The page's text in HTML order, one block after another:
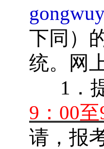
下同）
统。网
1 ．
9 ： 00至
请，报